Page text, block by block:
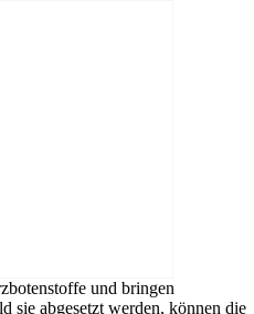
und bringen
sie abgesetzt werden, können die